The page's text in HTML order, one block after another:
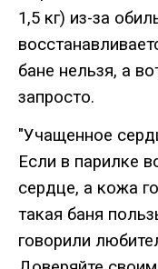
1,5 кг) из-за
бане нельзя, а
запросто.
"Учащенное
Если в парилке
сердце, а кожа
такая баня
говорили